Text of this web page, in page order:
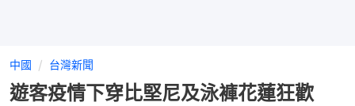
中國 台灣新聞
遊客疫情下穿比堅尼及泳褲花蓮狂歡